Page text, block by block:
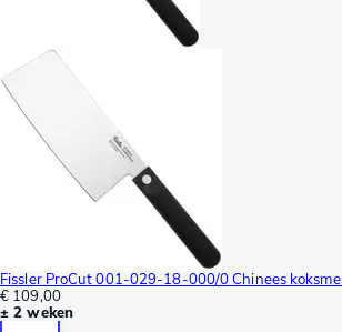
Fissler ProCut 001-029-18-000/0 Chinees
€ 109,00
± 2 weken